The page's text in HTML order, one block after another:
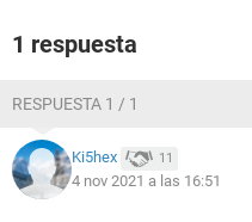
1 respuesta
RESPUESTA 1 / 1
Ki5hex 11
4 nov 2021 a las 16:51